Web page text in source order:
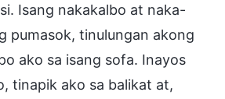
Isang nakakalbo at naka-
pumasok, tinulungan akong
ako sa isang sofa. Inayos
tinapik ako sa balikat at,